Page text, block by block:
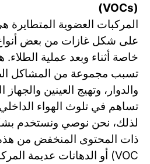
(VOCs)
المركبات العضوية المتطايرة
على شكل غازات من بعض أنواع
خاصة أثناء وبعد عملية
تسبب مجموعة من المشاكل
والدوار، وتهيج العينين والجهاز
تساهم في تلوث الهواء
لذلك، نحن نوصي ونستخدم